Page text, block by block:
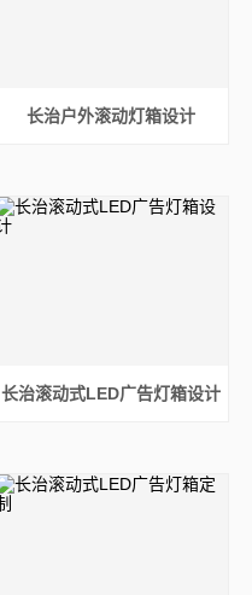
长治户外滚动灯箱设计
长治滚动式LED广告灯箱设计